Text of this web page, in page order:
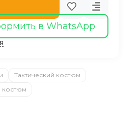
в WhatsApp
Тактический костюм
костюм